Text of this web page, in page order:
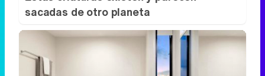
sacadas de otro planeta